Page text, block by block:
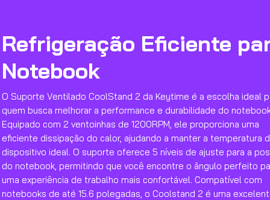
Refrigeração Eficiente
Notebook
O Suporte Ventilado CoolStand 2 da Keytime é a escolha ideal
quem busca melhorar a performance e durabilidade do
Equipado com 2 ventoinhas de 1200RPM, ele proporciona uma
eficiente dissipação do calor, ajudando a manter a temperatura
dispositivo ideal. O suporte oferece 5 níveis de ajuste para a
do notebook, permitindo que você encontre o ângulo perfeito
uma experiência de trabalho mais confortável. Compatível com
notebooks de até 15.6 polegadas, o Coolstand 2 é uma